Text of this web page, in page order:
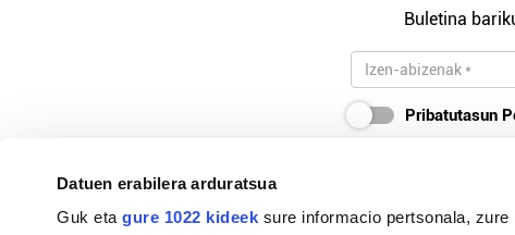
Datuen erabilera arduratsua
Guk etagure 1022 kideek sure informacio pertsonala,
Buletina
Pribatutasun